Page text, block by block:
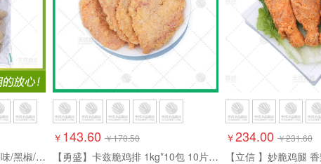
【嘉吉/尚选】尚选鸡块（原味/黑椒/美式黑椒）1kg*10包 10kg
￥ 143.60 ￥170.50
【勇盛】卡兹脆鸡排 1kg*10包 10片/包 10kg
￥234.00 ￥231.60